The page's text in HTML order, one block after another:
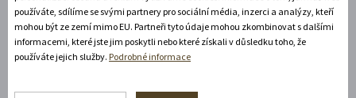
Elišku Junkovou.
Rozbalte si další akce
používáte, sdílíme se svými partnery pro sociální média, inzerci a analýzy, kteří
mohou být ze zemí mimo EU. Partneři tyto údaje mohou zkombinovat s dalšími
informacemi, které jste jim poskytli nebo které získali v důsledku toho, že
používáte jejich služby. Podrobné informace